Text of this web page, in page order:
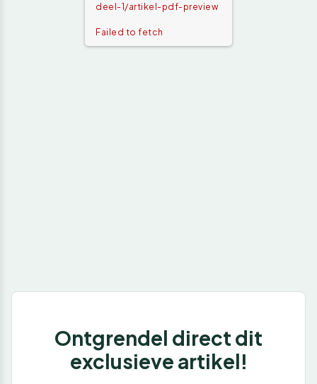
deel-1/artikel-pdf-preview
Failed to fetch
Ontgrendel direct dit
exclusieve artikel!